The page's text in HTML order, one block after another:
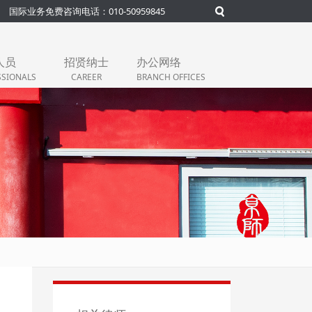
国际业务免费咨询电话：010-50959845
员 招贤纳士
CAREER
办公网络
BRANCH OFFICES